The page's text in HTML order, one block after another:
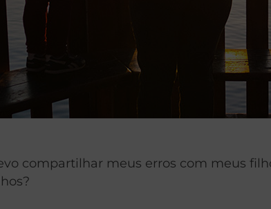
compartilhar meus erros com meus